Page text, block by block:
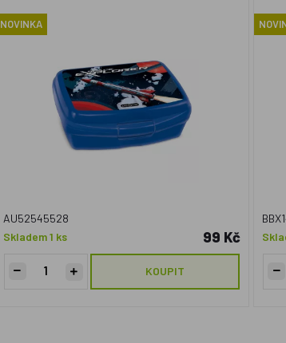
NOVINKA
AU52545528
Skladem 1 ks
99 Kč
KOUPIT